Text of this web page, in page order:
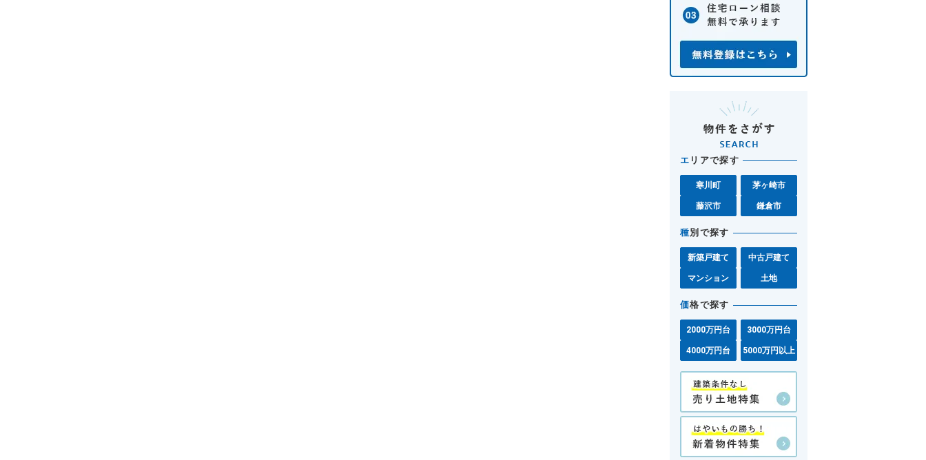
エ リアで探す
寒川町 茅ヶ崎市
藤沢市 鎌倉市
種別で探す
新築戸建て 中古戸建て
マンション 土地
価格で探す
2000万円台 3000万円台
4000万円台 5000万円以上